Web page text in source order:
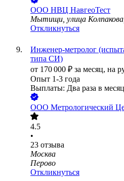
ООО НВЦ НавгеоТест
Мытищи, улица
Откликнуться
Инженер-метролог
типа СИ)
от 170 000 ₽ за месяц, на
Опыт 1-3 года
Выплаты: Два раза в месяц
ООО Метрологический
4.5
•
23 отзыва
Москва
Перово
Откликнуться